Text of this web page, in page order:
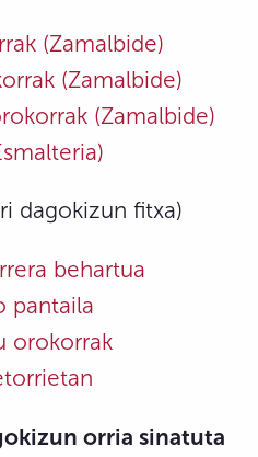
(Zamalbide)
(Zamalbide)
(Zamalbide)
dagokizun fitxa)
behartua
pantaila
orokorrak
orria sinatuta